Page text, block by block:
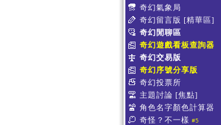
奇幻氣象局
奇幻留言版 [精華區]
奇幻閒聊區
奇幻遊戲看板查詢器
奇幻交易版
奇幻序號分享版
奇幻投票所
主題討論 [焦點]
角色名字顏色計算器
奇怪？不一樣 #5